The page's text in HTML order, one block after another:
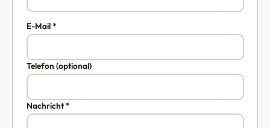
E-Mail *
Telefon (optional)
Nachricht *